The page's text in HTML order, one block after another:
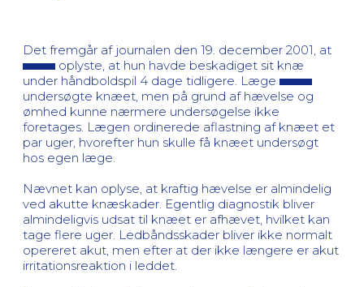
Det fremgår af journalen den 19. december 2001, at
oplyste, at hun havde beskadiget sit knæ
under håndboldspil 4 dage tidligere. Læge
undersøgte knæet, men på grund af hævelse og
ømhed kunne nærmere undersøgelse ikke
foretages. Lægen ordinerede aflastning af knæet et
par uger, hvorefter hun skulle få knæet undersøgt
hos egen læge.
Nævnet kan oplyse, at kraftig hævelse er almindelig
ved akutte knæskader. Egentlig diagnostik bliver
almindeligvis udsat til knæet er afhævet, hvilket kan
tage flere uger. Ledbåndsskader bliver ikke normalt
opereret akut, men efter at der ikke længere er akut
irritationsreaktion i leddet.